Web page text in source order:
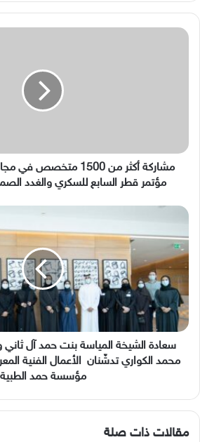
مشاركة
الصحية
السابع
والغدد
الصماء
وأمراض
الأيض
مشاركة أكثر من 1500
مؤتمر قطر السابع للسكري والغدد
سعادة
المياسة
بنت
حمد
آل
ثاني
وسعادة
الدكتورة
حنان
محمد
الأعمال
المعروضة
سعادة الشيخة المياسة بنت حمد آل ثاني
محمد الكواري تدشّنان الأعمال الفنية
مؤسسة حمد الطبية
مقالات ذات صلة